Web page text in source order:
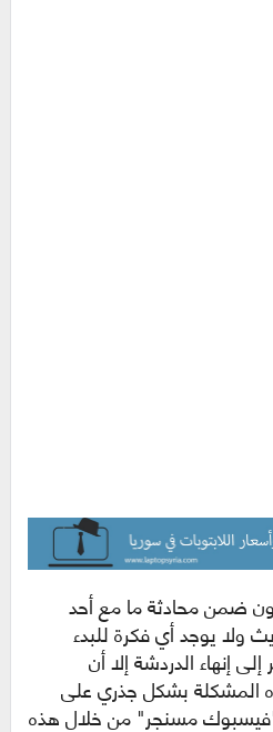
ضمن محادثة ما مع أحد
ولا يوجد أي فكرة للبدء
إنهاء الدردشة إلا أن
المشكلة بشكل جذري على
"فيسبوك مسنجر" من خلال هذه